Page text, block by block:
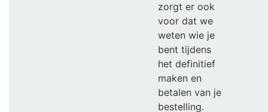
zorgt er ook
voor dat we
weten wie je
bent tijdens
het definitief
maken en
betalen van je
bestelling.